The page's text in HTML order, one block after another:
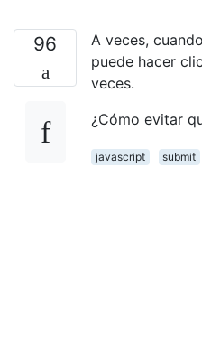
96
A veces,
puede hacer
veces.
¿Cómo evitar
javascript
submit